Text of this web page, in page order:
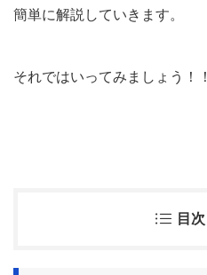
簡単に解説していきます。
それではいってみましょう！！
目次